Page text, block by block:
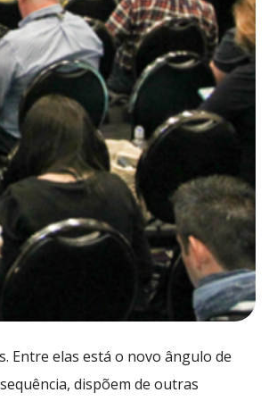
Entre elas está o novo ângulo de
dispõem de outras